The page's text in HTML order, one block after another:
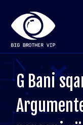
G Bani